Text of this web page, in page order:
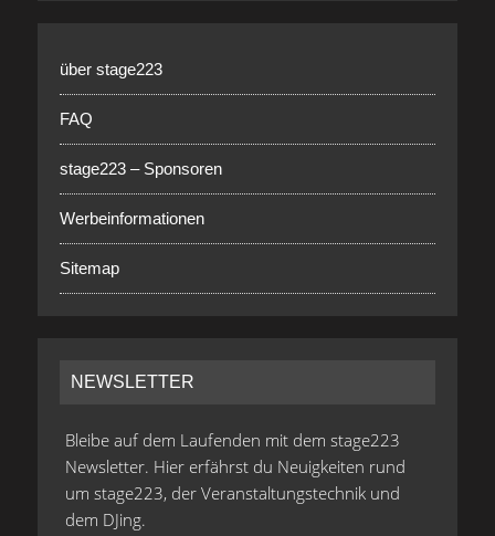
über stage223
FAQ
stage223 – Sponsoren
Werbeinformationen
Sitemap
NEWSLETTER
Bleibe auf dem Laufenden mit dem stage223
Newsletter. Hier erfährst du Neuigkeiten rund
um stage223, der Veranstaltungstechnik und
dem DJing.